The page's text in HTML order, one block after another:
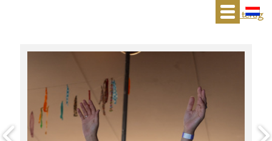
« terug